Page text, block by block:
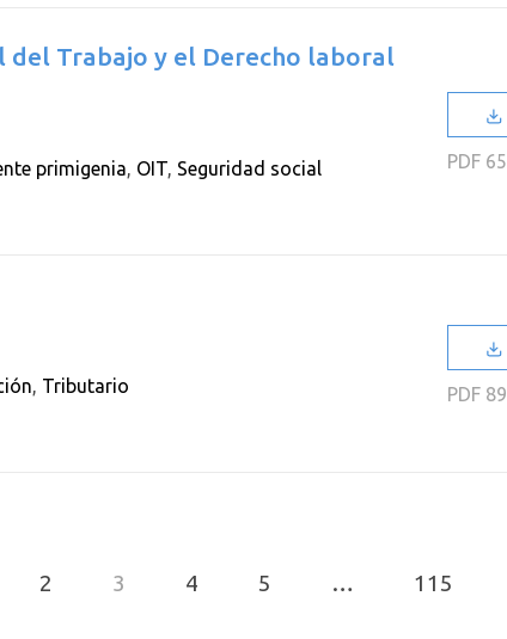
del Trabajo y el Derecho laboral
primigenia, OIT, Seguridad social
PDF
, Tributario
PDF
2 3 4 5 … 115